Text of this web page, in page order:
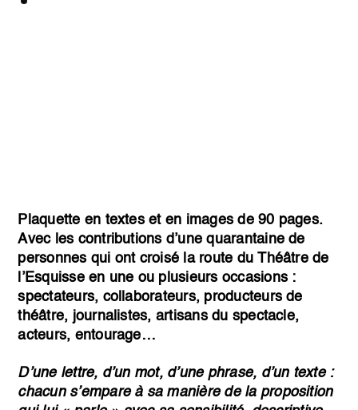
Plaquette en textes et en images de 90 pages.
Avec les contributions d’une quarantaine de
personnes qui ont croisé la route du Théâtre de
l’Esquisse en une ou plusieurs occasions :
spectateurs, collaborateurs, producteurs de
théâtre, journalistes, artisans du spectacle,
acteurs, entourage…
D’une lettre, d’un mot, d’une phrase, d’un texte :
chacun s’empare à sa manière de la proposition